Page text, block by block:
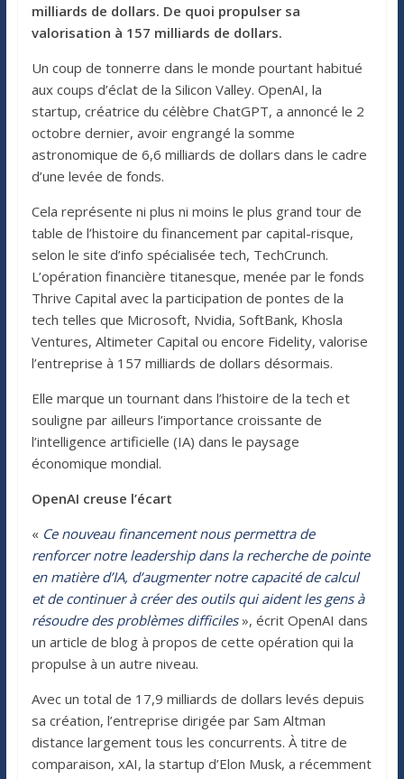
milliards de dollars. De quoi propulser sa
valorisation à 157 milliards de dollars.
Un coup de tonnerre dans le monde pourtant habitué
aux coups d’éclat de la Silicon Valley. OpenAI, la
startup, créatrice du célèbre ChatGPT, a annoncé le 2
octobre dernier, avoir engrangé la somme
astronomique de 6,6 milliards de dollars dans le cadre
d’une levée de fonds.
Cela représente ni plus ni moins le plus grand tour de
table de l’histoire du financement par capital-risque,
selon le site d’info spécialisée tech, TechCrunch.
L’opération financière titanesque, menée par le fonds
Thrive Capital avec la participation de pontes de la
tech telles que Microsoft, Nvidia, SoftBank, Khosla
Ventures, Altimeter Capital ou encore Fidelity, valorise
l’entreprise à 157 milliards de dollars désormais.
Elle marque un tournant dans l’histoire de la tech et
souligne par ailleurs l’importance croissante de
l’intelligence artificielle (IA) dans le paysage
économique mondial.
OpenAI creuse l’écart
« Ce nouveau financement nous permettra de
renforcer notre leadership dans la recherche de pointe
en matière d’IA, d’augmenter notre capacité de calcul
et de continuer à créer des outils qui aident les gens à
résoudre des problèmes difficiles», écrit OpenAI dans
un article de blog à propos de cette opération qui la
propulse à un autre niveau.
Avec un total de 17,9 milliards de dollars levés depuis
sa création, l’entreprise dirigée par Sam Altman
distance largement tous les concurrents. À titre de
comparaison, xAI, la startup d’Elon Musk, a récemment